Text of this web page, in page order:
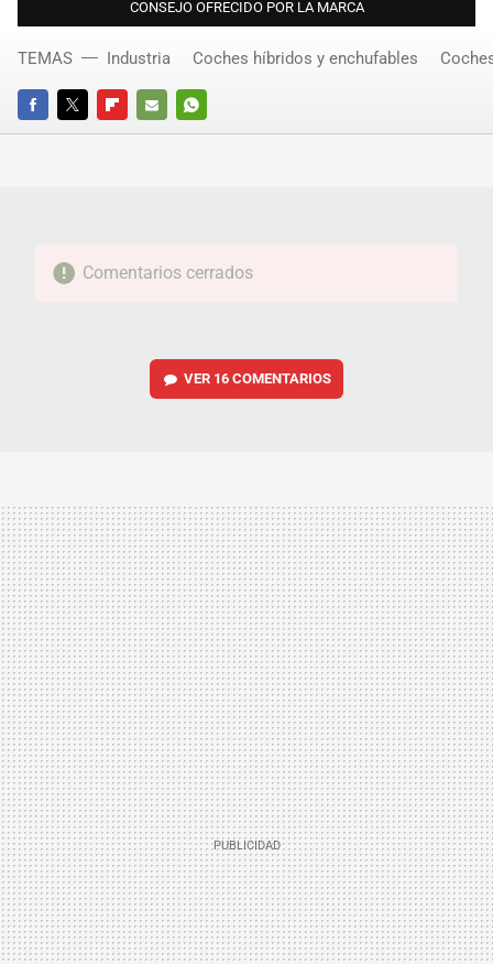
CONSEJO OFRECIDO POR LA MARCA
FACEBOOKTWITTERFLIPBOARD
E-
WHATSAPP
TEMAS Industria Coches híbridos y enchufables
Comentarios cerrados
VER 16 COMENTARIOS